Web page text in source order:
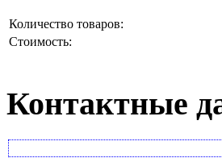
Количество товаров:
Стоимость:
Контактные